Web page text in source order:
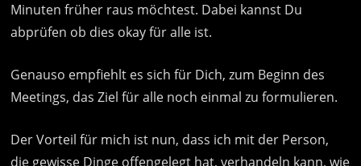
Minuten früher raus möchtest. Dabei kannst Du
abprüfen ob dies okay für alle ist.
Genauso empfiehlt es sich für Dich, zum Beginn des
Meetings, das Ziel für alle noch einmal zu formulieren.
Der Vorteil für mich ist nun, dass ich mit der Person,
die gewisse Dinge offengelegt hat, verhandeln kann, wie